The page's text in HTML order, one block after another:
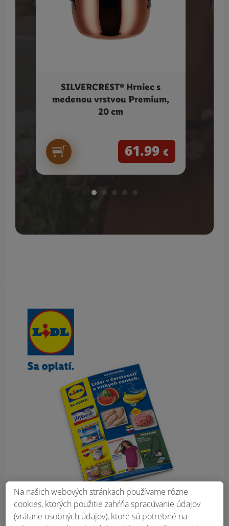
SILVERCREST® Hrniec s
medenou vrstvou Premium,
20 cm
61.99 €
Na našich webových stránkach používame rôzne
cookies, ktorých použitie zahŕňa spracúvanie údajov
(vrátane osobných údajov), ktoré sú potrebné na